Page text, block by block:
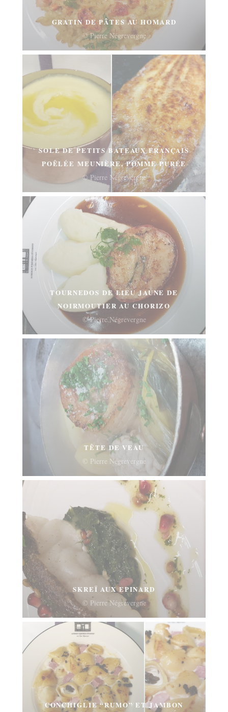
GRATIN DE PÂTES AU HOMARD
© Pierre Négrevergne
SOLE DE PETITS BATEAUX FRANÇAIS
POÊLÉE MEUNIÈRE, POMME PURÉE
© Pierre Négrevergne
TOURNEDOS DE LIEU JAUNE DE
NOIRMOUTIER AU CHORIZO
© Pierre Négrevergne
TÊTE DE VEAU
© Pierre Négrevergne
SKREÏ AUX EPINARD
© Pierre Négrevergne
CONCHIGLIE “RUMO” ET JAMBON